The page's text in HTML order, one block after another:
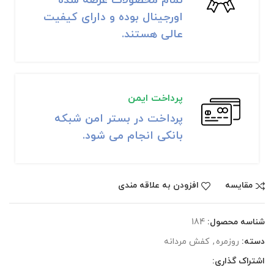
اورجینال بوده و دارای کیفیت
عالی هستند.
پرداخت ایمن
پرداخت در بستر امن شبکه
بانکی انجام می شود.
مقايسه افزودن به علاقه مندی
شناسه محصول: 184
دسته: روزمره , کفش مردانه
اشتراک گذاری: